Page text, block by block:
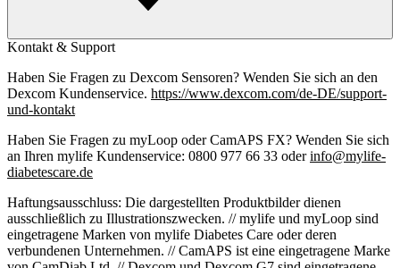
Kontakt & Support
Haben Sie Fragen zu Dexcom Sensoren? Wenden Sie sich an den
Dexcom Kundenservice. https://www.dexcom.com/de-DE/support-
und-kontakt
Haben Sie Fragen zu myLoop oder CamAPS FX? Wenden Sie sich
an Ihren mylife Kundenservice: 0800 977 66 33 oderinfo@mylife-
diabetescare.de
Haftungsausschluss: Die dargestellten Produktbilder dienen
ausschließlich zu Illustrationszwecken. // mylife und myLoop sind
eingetragene Marken von mylife Diabetes Care oder deren
verbundenen Unternehmen. // CamAPS ist eine eingetragene Marke